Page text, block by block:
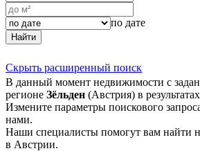
по дате
Найти
Скрыть расширенный поиск
В данный момент недвижимости с
регионе Зёльден (Австрия) в
Измените параметры поискового
нами.
Наши специалисты помогут вам найти
в Австрии.